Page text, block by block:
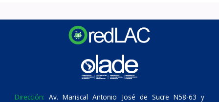
Dirección: Av. Mariscal Antonio José de Sucre N58-63 y